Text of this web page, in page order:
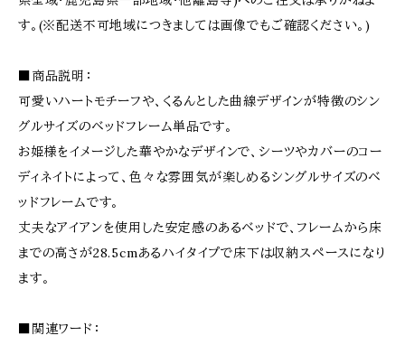
す。(※配送不可地域につきましては画像でもご確認ください。)
■商品説明：
可愛いハートモチーフや、くるんとした曲線デザインが特徴のシン
グルサイズのベッドフレーム単品です。
お姫様をイメージした華やかなデザインで、シーツやカバーのコー
ディネイトによって、色々な雰囲気が楽しめるシングルサイズのベ
ッドフレームです。
丈夫なアイアンを使用した安定感のあるベッドで、フレームから床
までの高さが28.5cmあるハイタイプで床下は収納スペースになり
ます。
■関連ワード：